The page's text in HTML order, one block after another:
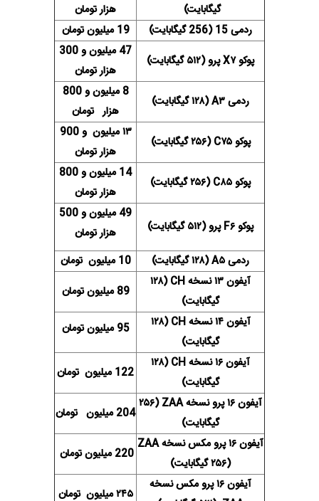
گیگابایت)
هزار تومان
ردمی 15 (256 گیگابایت)
19 میلیون تومان
پوکو X۷ پرو (۵۱۲ گیگابایت)
47 میلیون و 300
هزار تومان
ردمی A۳ (۱۲۸ گیگابایت)
8 میلیون و 800
هزار تومان
پوکو C۷۵ (۲۵۶ گیگابایت)
۱۳ میلیون و 900
هزار تومان
پوکو C۸۵ (۲۵۶ گیگابایت)
14 میلیون و 800
هزار تومان
پوکو F۶ پرو (۵۱۲ گیگابایت)
49 میلیون و 500
هزار تومان
ردمی A۵ (۱۲۸ گیگابایت)
10 میلیون تومان
آیفون ۱۳ نسخه CH (۱۲۸
گیگابایت)
89 میلیون تومان
آیفون ۱۴ نسخه CH (۱۲۸
گیگابایت)
95 میلیون تومان
آیفون ۱۶ نسخه CH (۱۲۸
گیگابایت)
122 میلیون تومان
آیفون ۱۶ پرو نسخه ZAA (۲۵۶
گیگابایت)
204 میلیون تومان
آیفون ۱۶ پرو مکس نسخه ZAA
(۲۵۶ گیگابایت)
220 میلیون تومان
آیفون ۱۶ پرو مکس نسخه
۲۴۵ میلیون تومان